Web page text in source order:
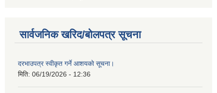
सार्वजनिक खरिद/बोलपत्र सूचना
दरभाउपत्र स्वीकृत गर्ने आशयको सूचना।
मिति: 06/19/2026 - 12:36